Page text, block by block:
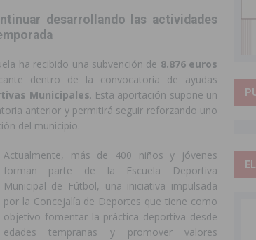
desarrollando las actividades
ha recibido una subvención de 8.876 euros
dentro de la convocatoria de ayudas
Municipales. Esta aportación supone un
anterior y permitirá seguir reforzando uno
del municipio.
Actualmente, más de 400 niños y jóvenes
forman parte de la Escuela Deportiva
Municipal de Fútbol, una iniciativa impulsada
por la Concejalía de Deportes que tiene como
objetivo fomentar la práctica deportiva desde
edades tempranas y promover valores